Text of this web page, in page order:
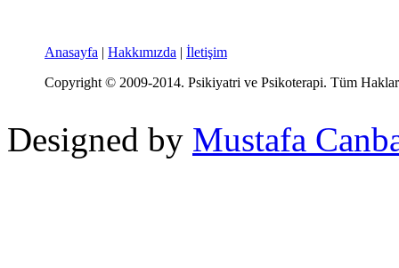
Anasayfa | Hakkımızda | İletişim
Copyright © 2009-2014. Psikiyatri ve Psikoterapi. Tüm Hakları
Designed by Mustafa